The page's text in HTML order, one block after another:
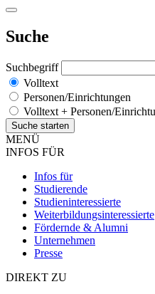
Suche
Suchbegriff
Volltext
Personen/Einrichtungen
Volltext + Personen/
MENÜ
INFOS FÜR
Infos für
Studierende
Studieninteressierte
Weiterbildungsinteressierte
Fördernde & Alumni
Unternehmen
Presse
DIREKT ZU